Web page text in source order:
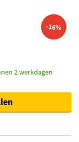
-16%
2 werkdagen